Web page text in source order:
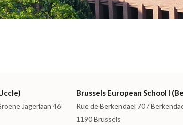
Jagerlaan 46
Brussels European School I
Rue de Berkendael 70 /
1190 Brussels